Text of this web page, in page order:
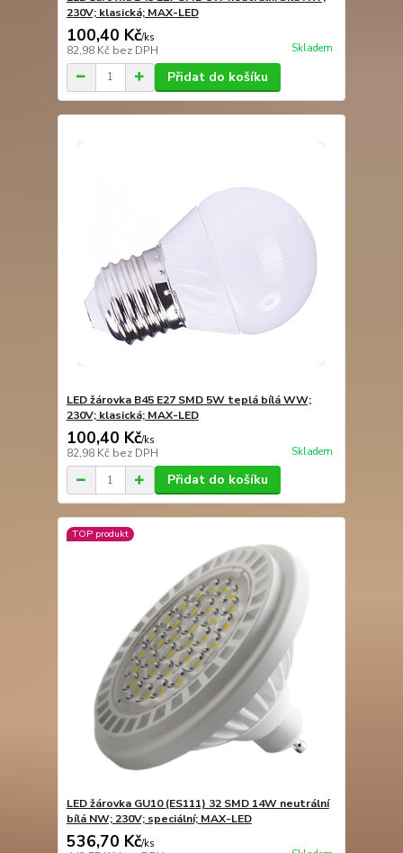
230V; klasická; MAX-LED
100,40 Kč/ks
82,98 Kč bez DPH Skladem
Přidat do košíku
LED žárovka B45 E27 SMD 5W teplá bílá WW;
230V; klasická; MAX-LED
100,40 Kč/ks
82,98 Kč bez DPH Skladem
Přidat do košíku
TOP produkt
LED žárovka GU10 (ES111) 32 SMD 14W neutrální
bílá NW; 230V; speciální; MAX-LED
536,70 Kč/ks